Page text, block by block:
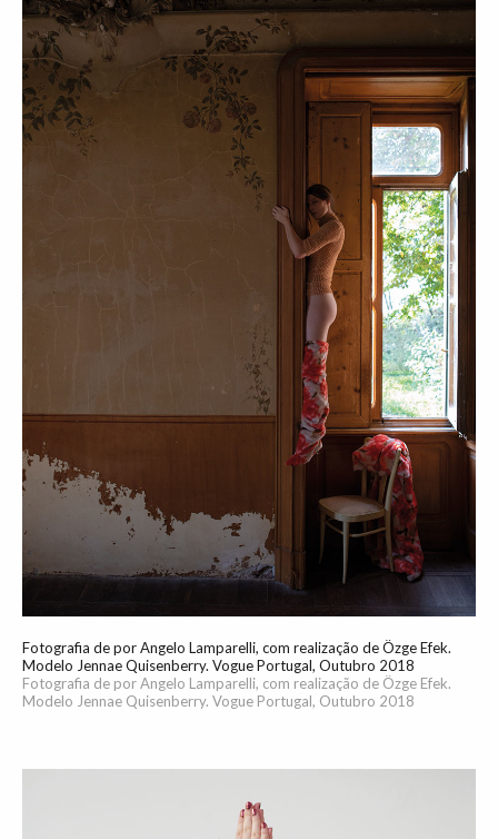
Fotografia de por Angelo Lamparelli, com realização de Özge Efek.
Modelo Jennae Quisenberry. Vogue Portugal, Outubro 2018
Fotografia de por Angelo Lamparelli, com realização de Özge Efek.
Modelo Jennae Quisenberry. Vogue Portugal, Outubro 2018